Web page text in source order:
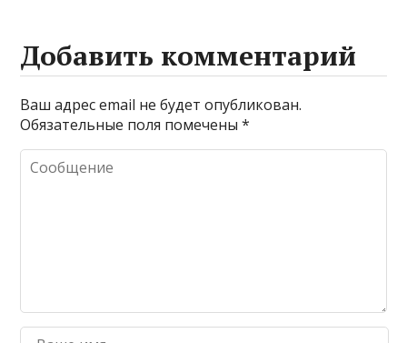
Добавить комментарий
Ваш адрес email не будет опубликован.
Обязательные поля помечены*